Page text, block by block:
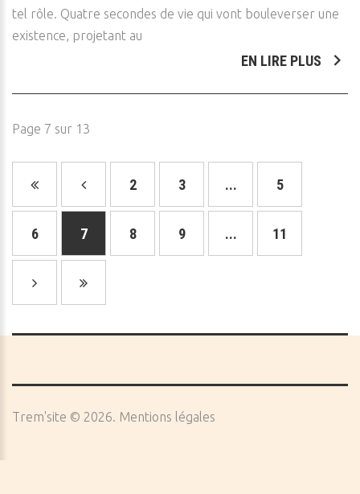
tel rôle. Quatre secondes de vie qui vont bouleverser une
existence, projetant au
EN LIRE PLUS
Page 7 sur 13
2 3 ... 5
6 7 8 9 ... 11
Trem'site © 2026 Mentions légales